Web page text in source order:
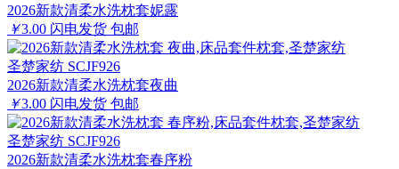
2026新款清柔水洗枕套妮露
￥3.00 闪电发货 包邮
圣楚家纺 SCJF926
2026新款清柔水洗枕套夜曲
￥3.00 闪电发货 包邮
圣楚家纺 SCJF926
2026新款清柔水洗枕套春序粉